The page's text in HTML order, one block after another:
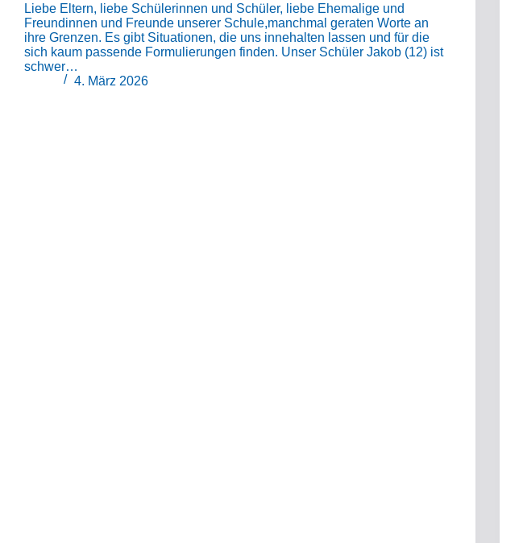
Liebe Eltern, liebe Schülerinnen und Schüler, liebe Ehemalige und
Freundinnen und Freunde unserer Schule,manchmal geraten Worte an
ihre Grenzen. Es gibt Situationen, die uns innehalten lassen und für die
sich kaum passende Formulierungen finden. Unser Schüler Jakob (12) ist
schwer…
4. März 2026